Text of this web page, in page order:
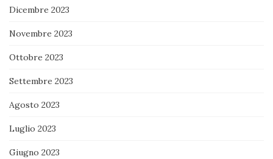
Dicembre 2023
Novembre 2023
Ottobre 2023
Settembre 2023
Agosto 2023
Luglio 2023
Giugno 2023